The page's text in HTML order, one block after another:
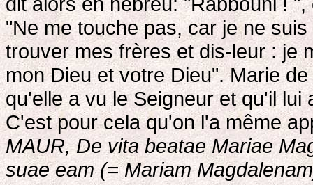
"Ne me touche pas, car je ne
trouver mes frères et dis-leur : je
mon Dieu et votre Dieu". Marie
qu'elle a vu le Seigneur et qu'il lui
C'est pour cela qu'on l'a même
MAUR, De vita beatae Mariae
suae eam (= Mariam